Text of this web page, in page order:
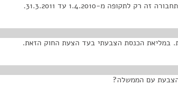
לתקופה מ-1.4.2010 עד 31.3.2011.
במליאת הכנסת הצבעתי בעד הצעת החוק הזאת.
עם הממשלה?